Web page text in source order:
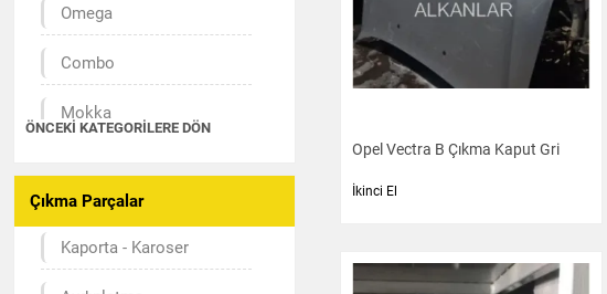
Omega
Combo
Mokka
Zafira
Vectra
ÖNCEKI KATEGORILERE DÖN
Çıkma Parçalar
Kaporta - Karoser
Opel Vectra B Çıkma Kaput Gri
İkinci El